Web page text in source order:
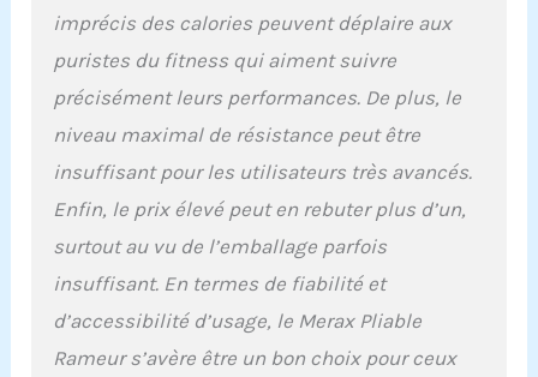
imprécis des calories peuvent déplaire aux
puristes du fitness qui aiment suivre
précisément leurs performances. De plus, le
niveau maximal de résistance peut être
insuffisant pour les utilisateurs très avancés.
Enfin, le prix élevé peut en rebuter plus d’un,
surtout au vu de l’emballage parfois
insuffisant. En termes de fiabilité et
d’accessibilité d’usage, le Merax Pliable
Rameur s’avère être un bon choix pour ceux